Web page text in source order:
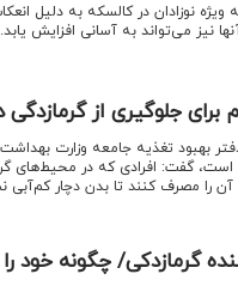
ویژه نوزادان در کالسکه به
نیز می‌تواند به آسانی افزایش یابد.
جلوگیری از گرمازدگی
بهبود تغذیه جامعه وزارت
است، گفت: افرادی که در محیط‌های
آن را مصرف کنند تا بدن دچار کم‌آبی
گرمازدکی/ چگونه خود